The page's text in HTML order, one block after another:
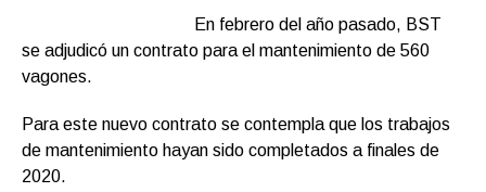
En febrero del año pasado, BST
se adjudicó un contrato para el mantenimiento de 560
vagones.
Para este nuevo contrato se contempla que los trabajos
de mantenimiento hayan sido completados a finales de
2020.